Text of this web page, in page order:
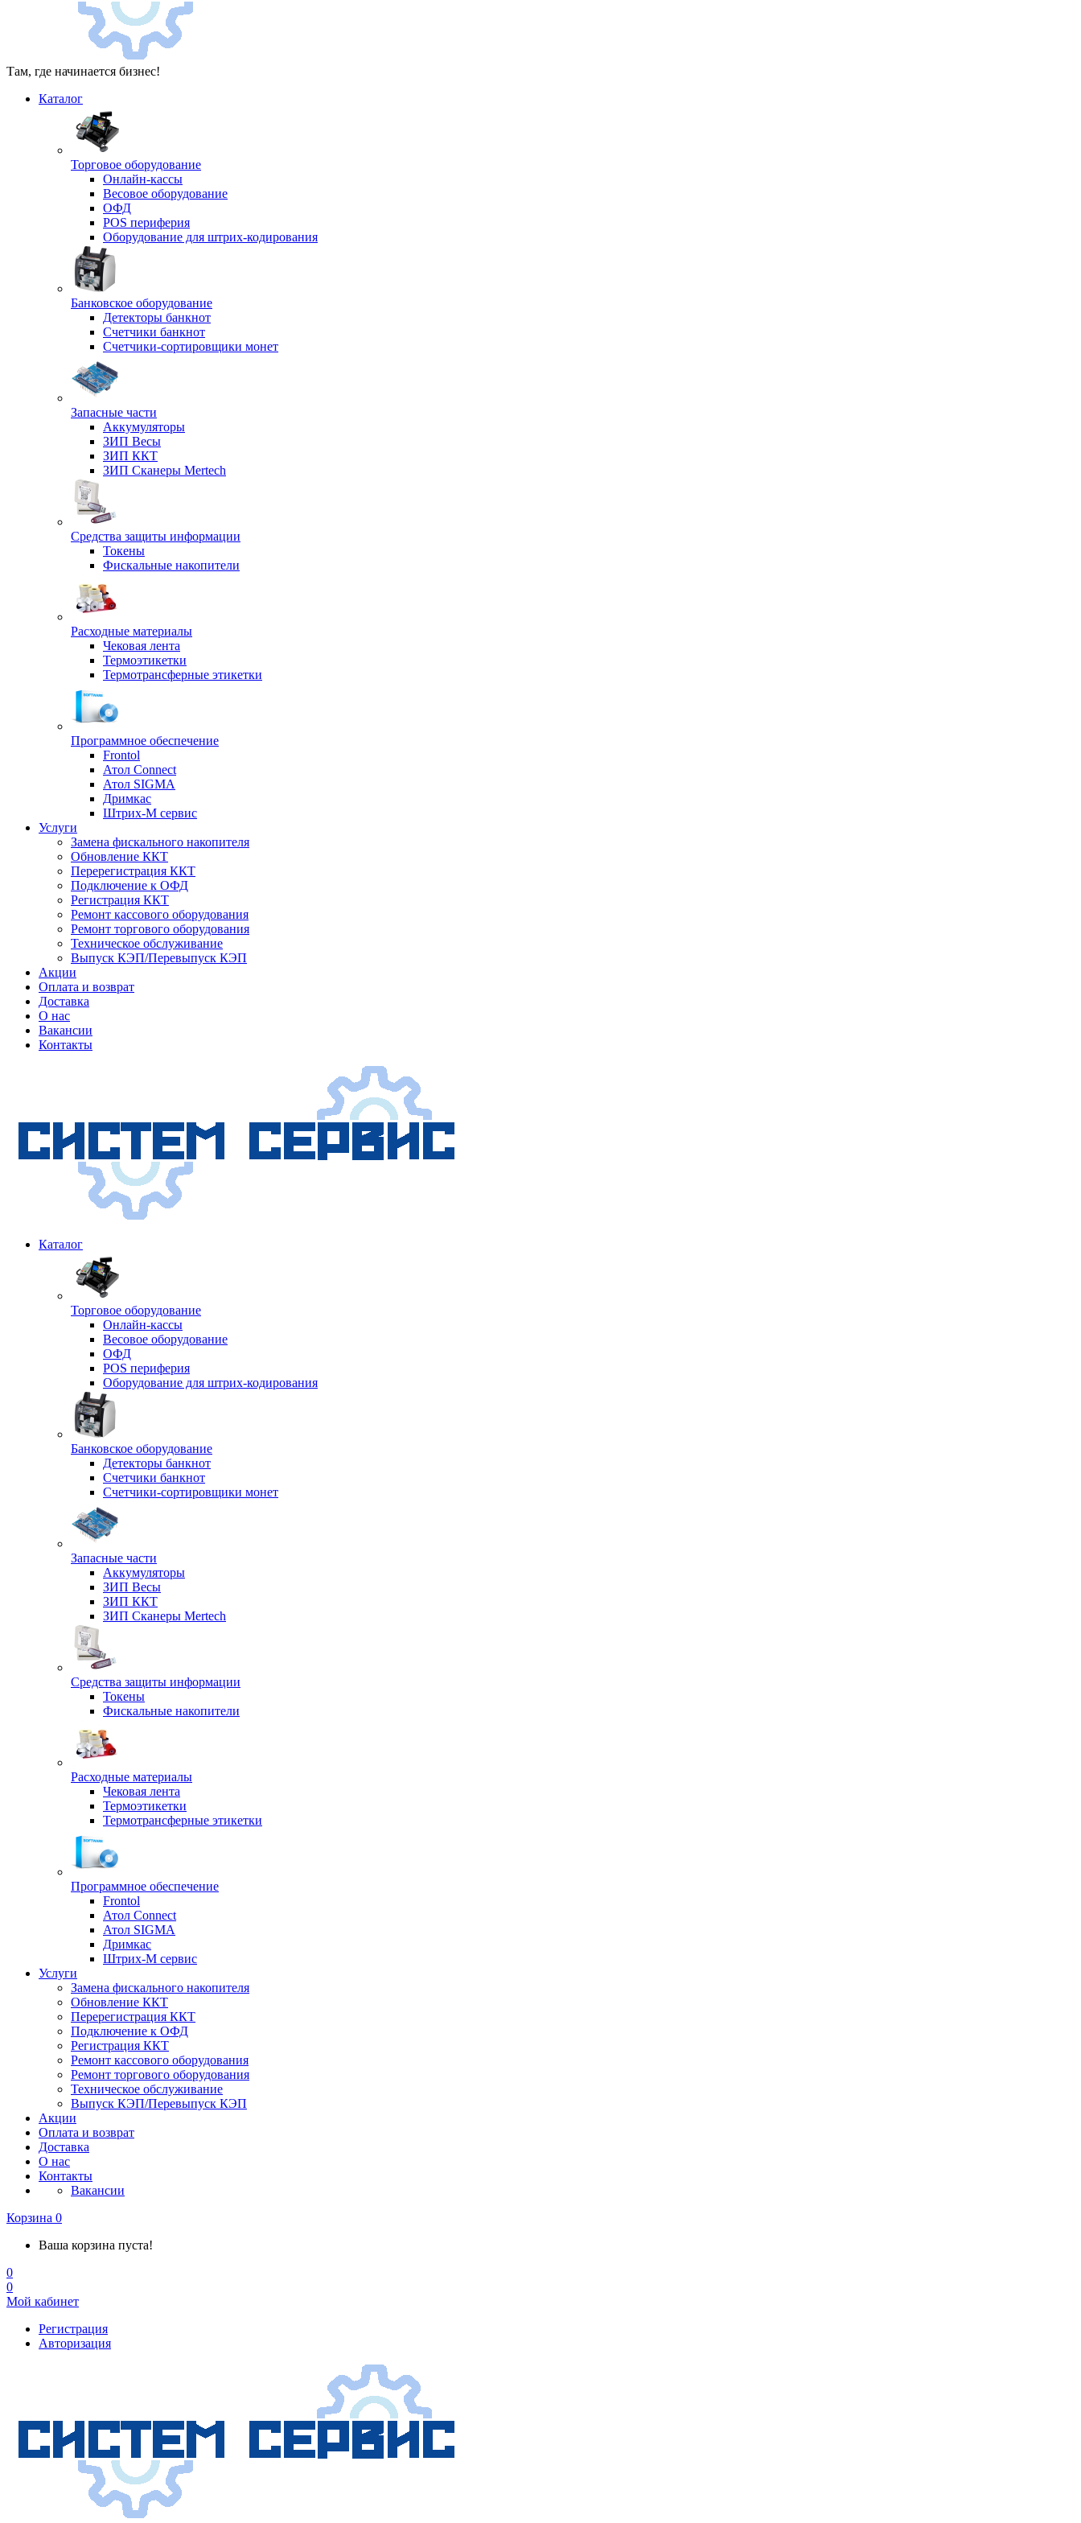
Там, где начинается бизнес!
Каталог
Торговое оборудование
Онлайн-кассы
Весовое оборудование
ОФД
POS периферия
Оборудование для штрих-кодирования
Банковское оборудование
Детекторы банкнот
Счетчики банкнот
Счетчики-сортировщики монет
Запасные части
Аккумуляторы
ЗИП Весы
ЗИП ККТ
ЗИП Сканеры Mertech
Средства защиты информации
Токены
Фискальные накопители
Расходные материалы
Чековая лента
Термоэтикетки
Термотрансферные этикетки
Программное обеспечение
Frontol
Атол Connect
Атол SIGMA
Дримкас
Штрих-М сервис
Услуги
Замена фискального накопителя
Обновление ККТ
Перерегистрация ККТ
Подключение к ОФД
Регистрация ККТ
Ремонт кассового оборудования
Ремонт торгового оборудования
Техническое обслуживание
Выпуск КЭП/Перевыпуск КЭП
Акции
Оплата и возврат
Доставка
О нас
Вакансии
Контакты
Каталог
Торговое оборудование
Онлайн-кассы
Весовое оборудование
ОФД
POS периферия
Оборудование для штрих-кодирования
Банковское оборудование
Детекторы банкнот
Счетчики банкнот
Счетчики-сортировщики монет
Запасные части
Аккумуляторы
ЗИП Весы
ЗИП ККТ
ЗИП Сканеры Mertech
Средства защиты информации
Токены
Фискальные накопители
Расходные материалы
Чековая лента
Термоэтикетки
Термотрансферные этикетки
Программное обеспечение
Frontol
Атол Connect
Атол SIGMA
Дримкас
Штрих-М сервис
Услуги
Замена фискального накопителя
Обновление ККТ
Перерегистрация ККТ
Подключение к ОФД
Регистрация ККТ
Ремонт кассового оборудования
Ремонт торгового оборудования
Техническое обслуживание
Выпуск КЭП/Перевыпуск КЭП
Акции
Оплата и возврат
Доставка
О нас
Контакты
Вакансии
Корзина 0
Ваша корзина пуста!
0
0
Мой кабинет
Регистрация
Авторизация